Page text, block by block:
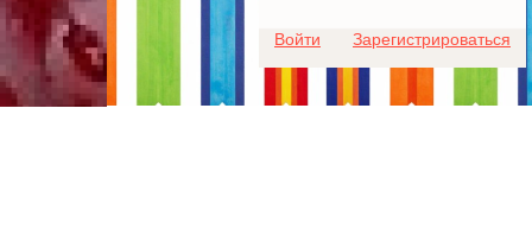
Войти Зарегистрироваться
Для любых предложений по